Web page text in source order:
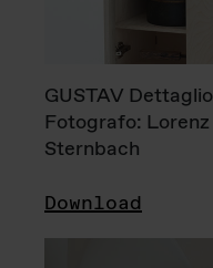
GUSTAV Dettaglio
Fotografo: Lorenz
Sternbach
Download